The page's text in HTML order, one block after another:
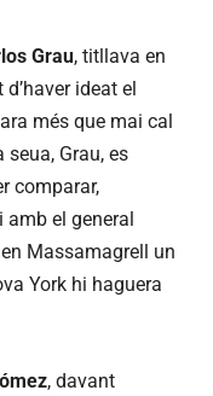
Grau, titllava en
ideat el
més que mai cal
seua, Grau, es
comparar,
i amb el general
Massamagrell un
York hi haguera
, davant